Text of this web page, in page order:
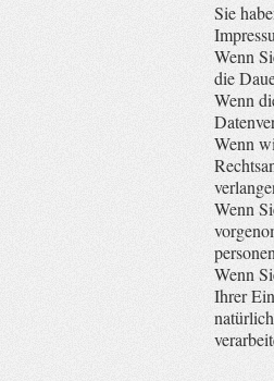
Sie
Wenn
die
Wenn
Wenn
Wenn
Wenn
Ihrer